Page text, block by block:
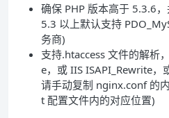
确保 PHP 版本高于 5.3.6
5.3 以上默认支持
务商)
支持.htaccess 文件的解析
e，或 IIS ISAPI_Rewrite，
请手动复制 nginx.conf 的
t 配置文件内的对应位置)